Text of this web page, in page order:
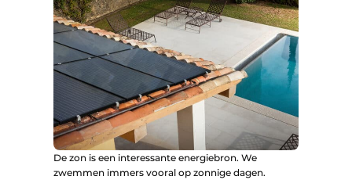
De zon is een interessante energiebron. We
zwemmen immers vooral op zonnige dagen.